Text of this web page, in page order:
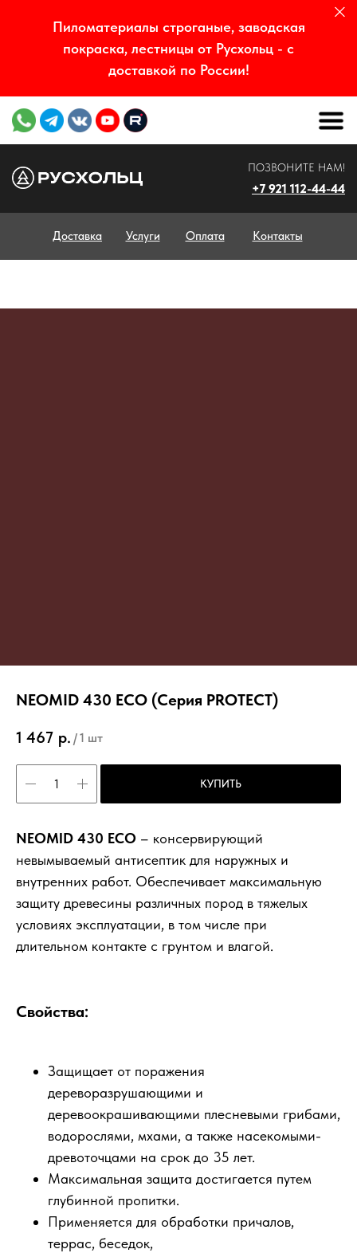
Пиломатериалы строганые, заводская
покраска, лестницы от Русхольц - с
доставкой по России!
ПОЗВОНИТЕ НАМ!
+7 921 112-44-44
Доставка Услуги Оплата Контакты
NEOMID 430 ECO (Серия PROTECT)
1 467 р. /1 шт
КУПИТЬ
NEOMID 430 ECO – консервирующий
невымываемый антисептик для наружных и
внутренних работ. Обеспечивает максимальную
защиту древесины различных пород в тяжелых
условиях эксплуатации, в том числе при
длительном контакте с грунтом и влагой.
Свойства:
Защищает от поражения
дереворазрушающими и
деревоокрашивающими плесневыми грибами,
водорослями, мхами, а также насекомыми-
древоточцами на срок до 35 лет.
Максимальная защита достигается путем
глубинной пропитки.
Применяется для обработки причалов,
террас, беседок,